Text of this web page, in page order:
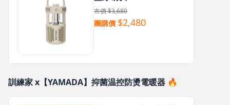
市價 $3,680
團購價 $2,480
訓練家 x【YAMADA】抑菌温控防燙電暖器 🔥